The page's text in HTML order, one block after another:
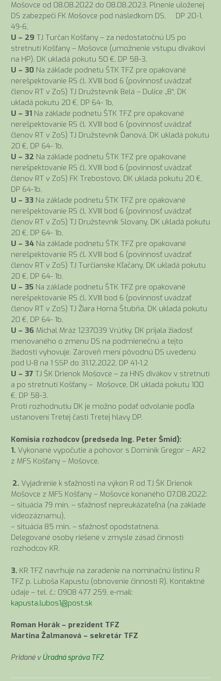
Mošovce od 08.08.2022 do 08.08.2023. Plnenie uloženej
DS zabezpečí FK Mošovce pod následkom DS, DP 20-1,
49-6,
U – 29 TJ Turčan Košťany – za nedostatočnú US po
stretnutí Košťany – Mošovce (umožnenie vstupu divákovi
na HP), DK ukladá pokutu 50 €, DP 58-3,
U – 30 Na základe podnetu ŠTK TFZ pre opakované
nerešpektovanie RS čl. XVIII bod 6 (povinnosť uvádzať
členov RT v ZoS) TJ Družstevník Belá – Dulice „B“, DK
ukladá pokutu 20 €, DP 64- 1b,
U – 31 Na základe podnetu ŠTK TFZ pre opakované
nerešpektovanie RS čl. XVIII bod 6 (povinnosť uvádzať
členov RT v ZoS) TJ Družstevník Ďanová, DK ukladá pokutu
20 €, DP 64- 1b,
U – 32 Na základe podnetu ŠTK TFZ pre opakované
nerešpektovanie RS čl. XVIII bod 6 (povinnosť uvádzať
členov RT v ZoS) FK Trebostovo, DK ukladá pokutu 20 €,
DP 64-1b,
U – 33 Na základe podnetu ŠTK TFZ pre opakované
nerešpektovanie RS čl. XVIII bod 6 (povinnosť uvádzať
členov RT v ZoS) TJ Družstevník Slovany, DK ukladá pokutu
20 €, DP 64- 1b,
U – 34 Na základe podnetu ŠTK TFZ pre opakované
nerešpektovanie RS čl. XVIII bod 6 (povinnosť uvádzať
členov RT v ZoS) TJ Turčianske Kľačany, DK ukladá pokutu
20 €, DP 64- 1b,
U – 35 Na základe podnetu ŠTK TFZ pre opakované
nerešpektovanie RS čl. XVIII bod 6 (povinnosť uvádzať
členov RT v ZoS) TJ Žiara Horná Štubňa, DK ukladá pokutu
20 €, DP 64- 1b,
U – 36 Michal Mráz 1237039 Vrútky, DK prijala žiadosť
menovaného o zmenu DS na podmienečnú a tejto
žiadosti vyhovuje. Zároveň mení pôvodnú DS uvedenú
pod U-8 na 1 SSP do 31.12.2022, DP 41-1,2
U – 37 TJ ŠK Drienok Mošovce – za HNS divákov v stretnutí
a po stretnutí Košťany – Mošovce, DK ukladá pokutu 100
€, DP 58-3.
Proti rozhodnutiu DK je možno podať odvolanie podľa
ustanovení Tretej časti Tretej hlavy DP.
Komisia rozhodcov (predseda Ing. Peter Šmid):
1. Vykonané vypočutie a pohovor s Dominik Gregor – AR2
z MFS Košťany – Mošovce.
2. Vyjadrenie k sťažnosti na výkon R od TJ ŠK Drienok
Mošovce z MFS Košťany – Mošovce konaného 07.08.2022:
– situácia 79 min. – sťažnosť nepreukázateľná (na základe
videozáznamu),
– situácia 85 min. – sťažnosť opodstatnená.
Delegované osoby riešené v zmysle zásad činnosti
rozhodcov KR.
3. KR TFZ navrhuje na zaradenie na nominačnú listinu R
TFZ p. Luboša Kapustu (obnovenie činnosti R). Kontaktné
údaje – tel. č.: 0908 477 259, e-mail:
kapusta.lubos1@post.sk
Roman Horák – prezident TFZ
Martina Žalmanová – sekretár TFZ
Pridané v Úradná správa TFZ